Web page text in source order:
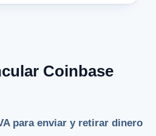
Coinbase
para enviar y retirar dinero